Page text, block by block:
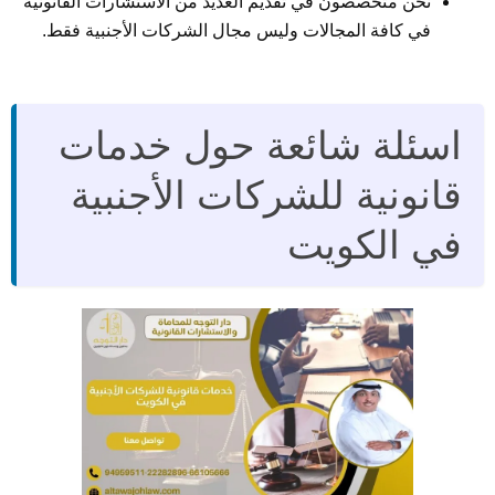
في كافة المجالات وليس مجال الشركات الأجنبية فقط.
اسئلة شائعة حول خدمات
قانونية للشركات الأجنبية
في الكويت